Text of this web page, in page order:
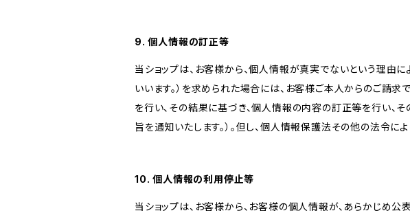
9. 個人情報の訂正等
当ショップは、お客様から、個人情報が真実でないという理由
いいます。）を求められた場合には、お客様ご本人からのご請
を行い、その結果に基づき、個人情報の内容の訂正等を行い、
旨を通知いたします。）。但し、個人情報保護法その他の法令に
10. 個人情報の利用停止等
当ショップは、お客様から、お客様の個人情報が、あらかじめ